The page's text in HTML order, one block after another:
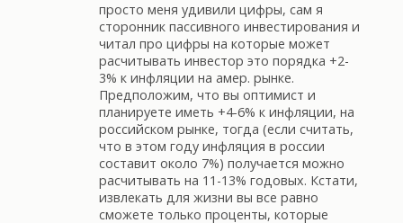
просто меня удивили цифры, сам я
сторонник пассивного инвестирования и
читал про цифры на которые может
расчитывать инвестор это порядка +2-
3% к инфляции на амер. рынке.
Предположим, что вы оптимист и
планируете иметь +4-6% к инфляции, на
российском рынке, тогда (если считать,
что в этом году инфляция в россии
составит около 7%) получается можно
расчитывать на 11-13% годовых. Кстати,
извлекать для жизни вы все равно
сможете только проценты, которые